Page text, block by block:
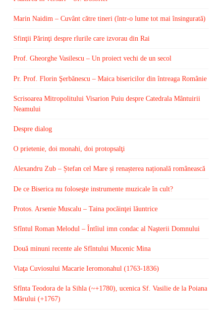
Marin Naidim – Cuvânt către tineri (într-o lume tot mai însingurată)
Sfinţii Părinţi despre rîurile care izvorau din Rai
Prof. Gheorghe Vasilescu – Un proiect vechi de un secol
Pr. Prof. Florin Şerbănescu – Maica bisericilor din întreaga Românie
Scrisoarea Mitropolitului Visarion Puiu despre Catedrala Mântuirii
Neamului
Despre dialog
O prietenie, doi monahi, doi protopsalţi
Alexandru Zub – Ștefan cel Mare și renașterea națională românească
De ce Biserica nu foloseşte instrumente muzicale în cult?
Protos. Arsenie Muscalu – Taina pocăinţei lăuntrice
Sfîntul Roman Melodul – Întîiul imn condac al Naşterii Domnului
Două minuni recente ale Sfîntului Mucenic Mina
Viaţa Cuviosului Macarie Ieromonahul (1763-1836)
Sfînta Teodora de la Sihla (~+1780), ucenica Sf. Vasilie de la Poiana
Mărului (+1767)